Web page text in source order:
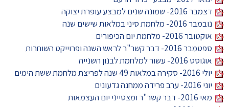
דצמבר 2016- שמונה שנים למבצע עופרת יצוקה
נובמבר 2016- מלחמת סיני במלאות שישים שנה
אוקטובר 2016- מלחמת יום הכיפורים
ספטמבר 2016- דבר קשר"ר לראש השנה ופרוייקט השוחרות
אוגוסט 2016- עשור למלחמת לבנון השנייה
יולי 2016- סקירה במלאות 49 שנה לפריצת מלחמת ששת הימים
יוני 2016- ערב פרידה ממחנה גדעונים
מאי 2016- דבר קשר"ר ומצטייני יום העצמאות